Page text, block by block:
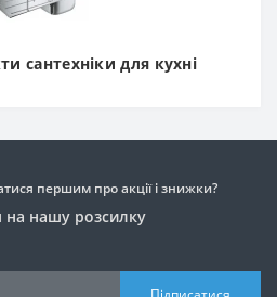
сантехніки для кухні
першим про акції і знижки?
на нашу розсилку